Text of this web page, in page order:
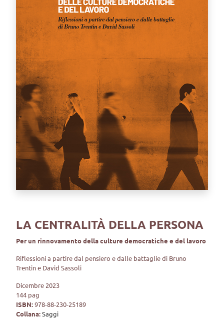
LA CENTRALITÀ DELLA PERSONA
Per un rinnovamento della culture democratiche e del lavoro
Riflessioni a partire dal pensiero e dalle battaglie di Bruno
Trentin e David Sassoli
Dicembre 2023
144 pag
ISBN:978-88-230-25189
Collana:Saggi